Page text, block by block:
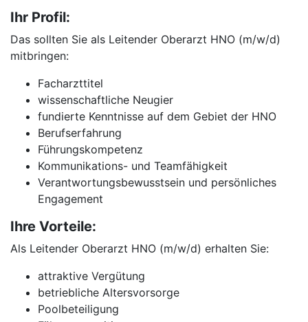
Ihr Profil:
Das sollten Sie als Leitender Oberarzt HNO (m/w/d)
mitbringen:
Facharzttitel
wissenschaftliche Neugier
fundierte Kenntnisse auf dem Gebiet der HNO
Berufserfahrung
Führungskompetenz
Kommunikations- und Teamfähigkeit
Verantwortungsbewusstsein und persönliches
Engagement
Ihre Vorteile:
Als Leitender Oberarzt HNO (m/w/d) erhalten Sie:
attraktive Vergütung
betriebliche Altersvorsorge
Poolbeteiligung